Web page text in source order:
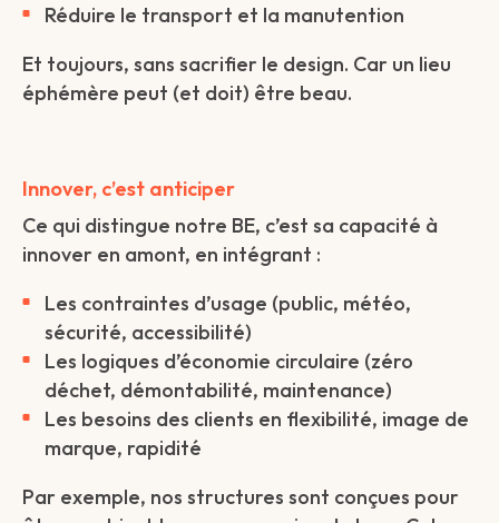
Réduire le transport et la manutention
Et toujours, sans sacrifier le design. Car un lieu
éphémère peut (et doit) être beau.
Innover, c’est anticiper
Ce qui distingue notre BE, c’est sa capacité à
innover en amont, en intégrant :
Les contraintes d’usage (public, météo,
sécurité, accessibilité)
Les logiques d’économie circulaire (zéro
déchet, démontabilité, maintenance)
Les besoins des clients en flexibilité, image de
marque, rapidité
Par exemple, nos structures sont conçues pour